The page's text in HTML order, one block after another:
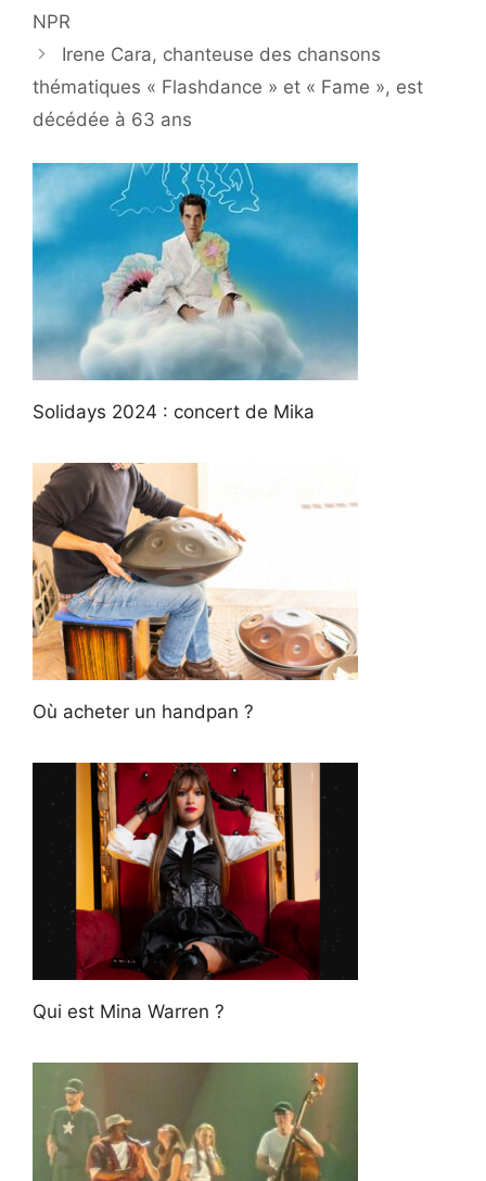
NPR
Irene Cara, chanteuse des chansons
thématiques « Flashdance » et « Fame », est
décédée à 63 ans
Solidays 2024 : concert de Mika
Où acheter un handpan ?
Qui est Mina Warren ?